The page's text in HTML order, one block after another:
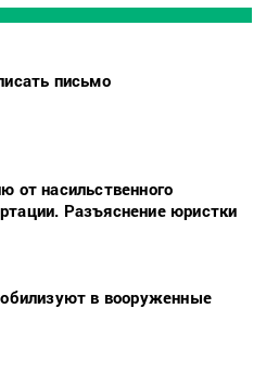
письмо
от насильственного
Разъяснение юристки
в вооруженные